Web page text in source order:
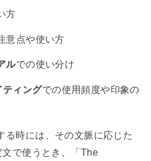
方
意点や使い方
ルでの使い分け
ティングでの使用頻度や印象の
る時には、その文脈に応じた
で使うとき、「The